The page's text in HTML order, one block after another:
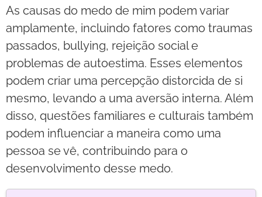
As causas do medo de mim podem variar
amplamente, incluindo fatores como traumas
passados, bullying, rejeição social e
problemas de autoestima. Esses elementos
podem criar uma percepção distorcida de si
mesmo, levando a uma aversão interna. Além
disso, questões familiares e culturais também
podem influenciar a maneira como uma
pessoa se vê, contribuindo para o
desenvolvimento desse medo.